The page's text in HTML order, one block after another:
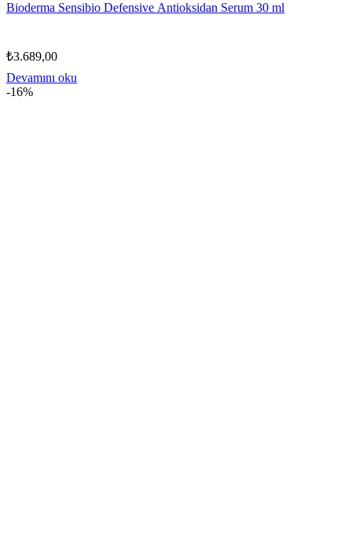
Bioderma Sensibio Defensive Antioksidan Serum 30 ml
₺3.689,00
Devamını oku
-16%